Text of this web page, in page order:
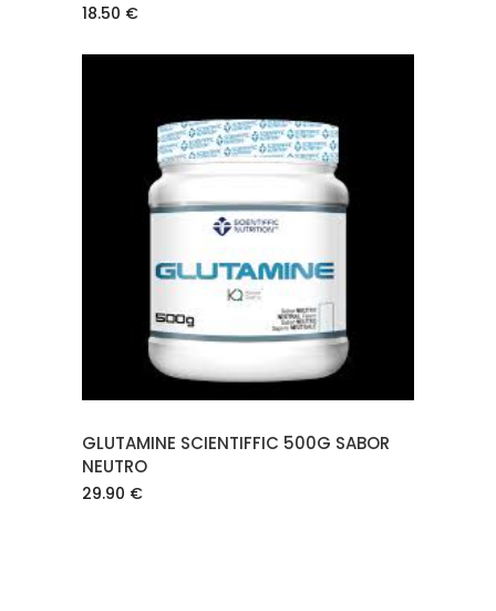
18.50 €
AÑADIR AL CARRITO
GLUTAMINE SCIENTIFFIC 500G SABOR
NEUTRO
29.90 €